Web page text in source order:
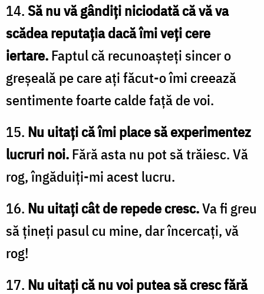
14.Să nu vă gândiți niciodată că vă va
scădea reputația dacă îmi veți cere
iertare.Faptul că recunoașteți sincer o
greșeală pe care ați făcut-o îmi creează
sentimente foarte calde față de voi.
15. Nu uitați că îmi place să experimentez
lucruri noi.Fără asta nu pot să trăiesc. Vă
rog, îngăduiți-mi acest lucru.
16. Nu uitați cât de repede cresc.Va fi greu
să țineți pasul cu mine, dar încercați, vă
rog!
17. Nu uitați că nu voi putea să cresc fără